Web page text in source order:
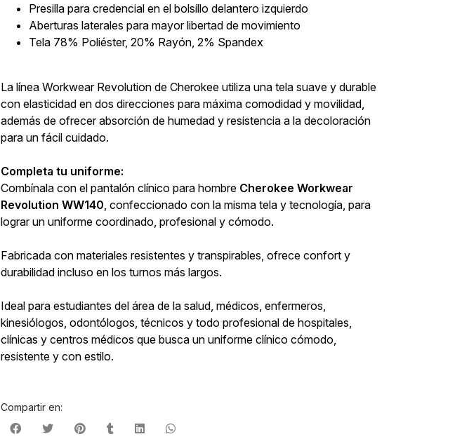
Presilla para credencial en el bolsillo delantero izquierdo
Aberturas laterales para mayor libertad de movimiento
Tela 78% Poliéster, 20% Rayón, 2% Spandex
La línea Workwear Revolution de Cherokee utiliza una tela suave y durable
con elasticidad en dos direcciones para máxima comodidad y movilidad,
además de ofrecer absorción de humedad y resistencia a la decoloración
para un fácil cuidado.
Completa tu uniforme:
Combínala con el pantalón clínico para hombre Cherokee Workwear
Revolution WW140 , confeccionado con la misma tela y tecnología, para
lograr un uniforme coordinado, profesional y cómodo.
Fabricada con materiales resistentes y transpirables, ofrece confort y
durabilidad incluso en los turnos más largos.
Ideal para estudiantes del área de la salud, médicos, enfermeros,
kinesiólogos, odontólogos, técnicos y todo profesional de hospitales,
clínicas y centros médicos que busca un uniforme clínico cómodo,
resistente y con estilo.
Compartir en: